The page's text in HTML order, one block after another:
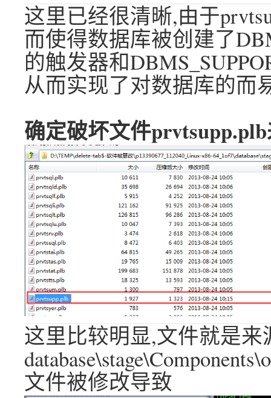
这里已经很清晰,由于
而使得数据库被创建了
的触发器和
从而实现了对数据库的而
确定破坏文件
这里比较明显,文件就是来
文件被修改导致